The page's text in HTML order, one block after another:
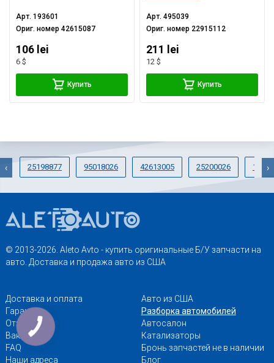
Арт.193601
Ориг. номер42615087
106 lei
6 $
Купить
Арт.495039
Ориг. номер 22915112
211 lei
12 $
Купить
25198877 95018026 42613005 25200026
‹ ›
© 2013-2026. Aleto Avto - купить оригинальные Б/У запчасти на
авто. Доставка и продажа авто из США
Доставка и оплата
Гарантии
Отзывы
Вакансии
FAQ
Наши адреса
Авто из США
Разборка автомобилей
Автосалон
Катализаторы
Бронь запчастей не в наличии
Блог